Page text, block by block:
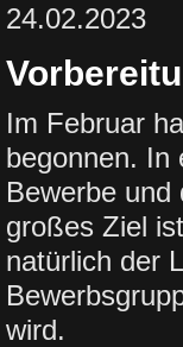
24.02.2023
Im Februar
begonnen. In
Bewerbe
großes Ziel
natürlich der
wird.